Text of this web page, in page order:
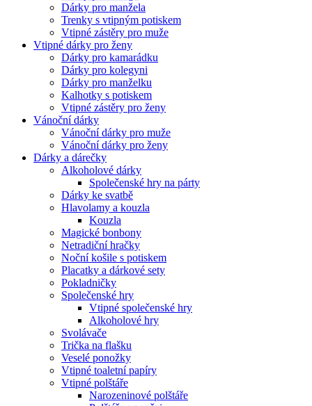
Dárky pro manžela
Trenky s vtipným potiskem
Vtipné zástěry pro muže
Vtipné dárky pro ženy
Dárky pro kamarádku
Dárky pro kolegyni
Dárky pro manželku
Kalhotky s potiskem
Vtipné zástěry pro ženy
Vánoční dárky
Vánoční dárky pro muže
Vánoční dárky pro ženy
Dárky a dárečky
Alkoholové dárky
Společenské hry na párty
Dárky ke svatbě
Hlavolamy a kouzla
Kouzla
Magické bonbony
Netradiční hračky
Noční košile s potiskem
Placatky a dárkové sety
Pokladničky
Společenské hry
Vtipné společenské hry
Alkoholové hry
Svolávače
Trička na flašku
Veselé ponožky
Vtipné toaletní papíry
Vtipné polštáře
Narozeninové polštáře